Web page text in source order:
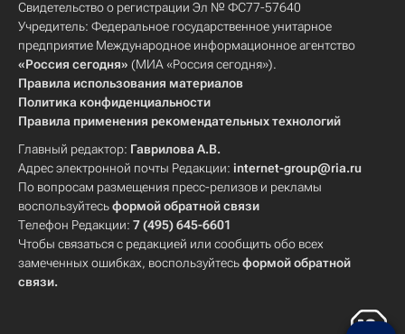
Свидетельство о регистрации Эл № ФС77-57640
Учредитель: Федеральное государственное унитарное
предприятие Международное информационное агентство
«Россия сегодня» (МИА «Россия сегодня»).
Правила использования материалов
Политика конфиденциальности
Правила применения рекомендательных технологий
Главный редактор: Гаврилова А.В.
Адрес электронной почты Редакции: internet-group@ria.ru
По вопросам размещения пресс-релизов и рекламы
воспользуйтесьформой обратной связи
Телефон Редакции: 7 (495) 645-6601
Чтобы связаться с редакцией или сообщить обо всех
замеченных ошибках, воспользуйтесьформой обратной
связи.